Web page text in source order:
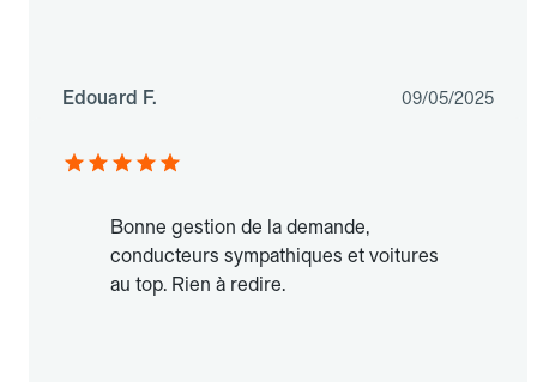
Edouard F. 09/05/2025
Bonne gestion de la demande,
conducteurs sympathiques et voitures
au top. Rien à redire.